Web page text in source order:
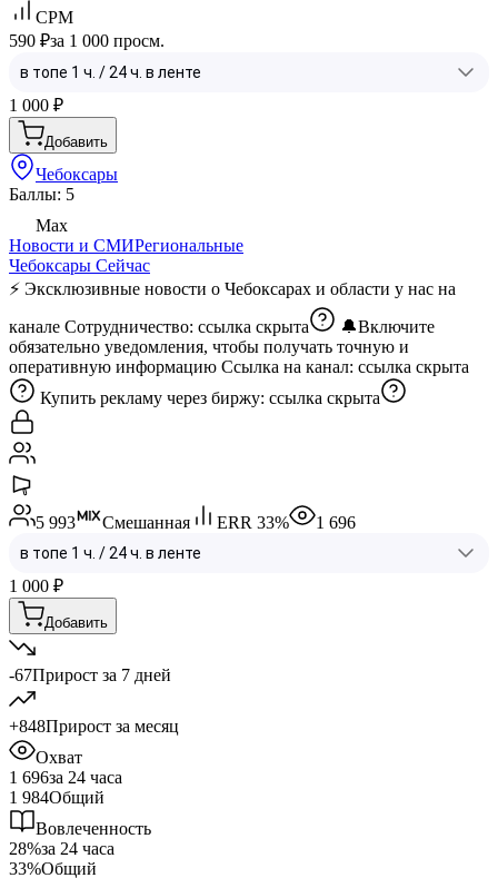
CPM
590 ₽за 1 000 просм.
1 000 ₽
Добавить
Чебоксары
Баллы: 5
Max
Новости и СМИРегиональные
Чебоксары Сейчас
⚡️ Эксклюзивные новости о Чебоксарах и области у нас на
канале Сотрудничество: ссылка скрыта
🔔Включите
обязательно уведомления, чтобы получать точную и
оперативную информацию Ссылка на канал: ссылка скрыта
Купить рекламу через биржу: ссылка скрыта
5 993 Смешанная ERR 33% 1 696
1 000 ₽
Добавить
-67Прирост за 7 дней
+848Прирост за месяц
Охват
1 696за 24 часа
1 984Общий
Вовлеченность
28%за 24 часа
33%Общий